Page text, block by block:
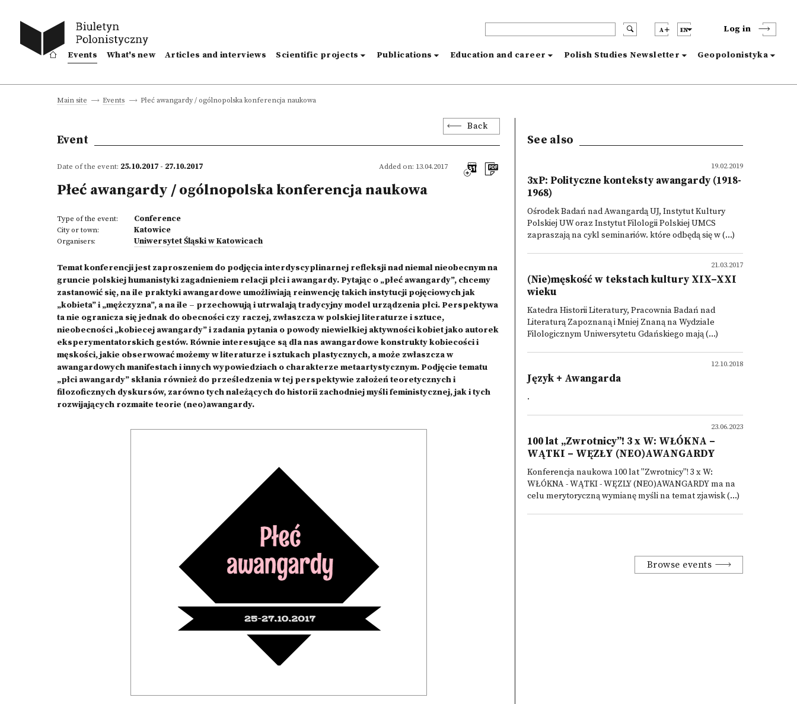
A EN Log in
Events What's new Articles and interviews Scientific projects Publications Education and career Polish Studies Newsletter Geopolonistyka
Main site Events Płeć awangardy / ogólnopolska konferencja naukowa
Back
Event
Date of the event: 25.10.2017 - 27.10.2017 Added on: 13.04.2017
Płeć awangardy / ogólnopolska konferencja naukowa
Type of the event: Conference
City or town: Katowice
Organisers: Uniwersytet Śląski w Katowicach
Temat konferencji jest zaproszeniem do podjęcia interdyscyplinarnej refleksji nad niemal nieobecnym na
gruncie polskiej humanistyki zagadnieniem relacji płci i awangardy. Pytając o „płeć awangardy”, chcemy
zastanowić się, na ile praktyki awangardowe umożliwiają reinwencję takich instytucji pojęciowych jak
„kobieta” i „mężczyzna”, a na ile – przechowują i utrwalają tradycyjny model urządzenia płci. Perspektywa
ta nie ogranicza się jednak do obecności czy raczej, zwłaszcza w polskiej literaturze i sztuce,
nieobecności „kobiecej awangardy” i zadania pytania o powody niewielkiej aktywności kobiet jako autorek
eksperymentatorskich gestów. Równie interesujące są dla nas awangardowe konstrukty kobiecości i
męskości, jakie obserwować możemy w literaturze i sztukach plastycznych, a może zwłaszcza w
awangardowych manifestach i innych wypowiedziach o charakterze metaartystycznym. Podjęcie tematu
„płci awangardy” skłania również do prześledzenia w tej perspektywie założeń teoretycznych i
filozoficznych dyskursów, zarówno tych należących do historii zachodniej myśli feministycznej, jak i tych
rozwijających rozmaite teorie (neo)awangardy.
See also
19.02.2019
3xP: Polityczne konteksty awangardy (1918-
1968)
Ośrodek Badań nad Awangardą UJ, Instytut Kultury
Polskiej UW oraz Instytut Filologii Polskiej UMCS
zapraszają na cykl seminariów. które odbędą się w (...)
21.03.2017
(Nie)męskość w tekstach kultury XIX–XXI
wieku
Katedra Historii Literatury, Pracownia Badań nad
Literaturą Zapoznaną i Mniej Znaną na Wydziale
Filologicznym Uniwersytetu Gdańskiego mają (...)
12.10.2018
Język + Awangarda
.
23.06.2023
100 lat „Zwrotnicy”! 3 x W: WŁÓKNA –
WĄTKI – WĘZŁY (NEO)AWANGARDY
Konferencja naukowa 100 lat "Zwrotnicy"! 3 x W:
WŁÓKNA - WĄTKI - WĘZLY (NEO)AWANGARDY ma na
celu merytoryczną wymianę myśli na temat zjawisk (...)
Browse events